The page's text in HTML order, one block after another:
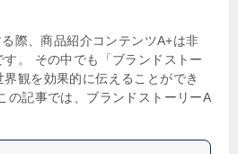
際、商品紹介コンテンツA+は非
。 その中でも「ブランドストー
観を効果的に伝えることができ
の記事では、ブランドストーリーA